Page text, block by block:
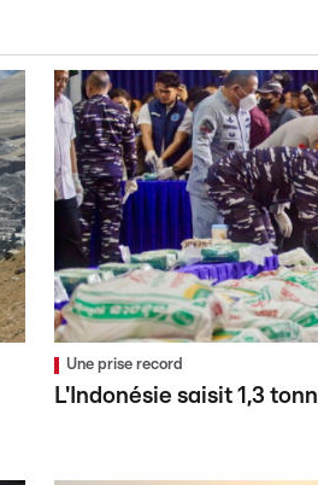
Une prise record
L'Indonésie saisit 1,3